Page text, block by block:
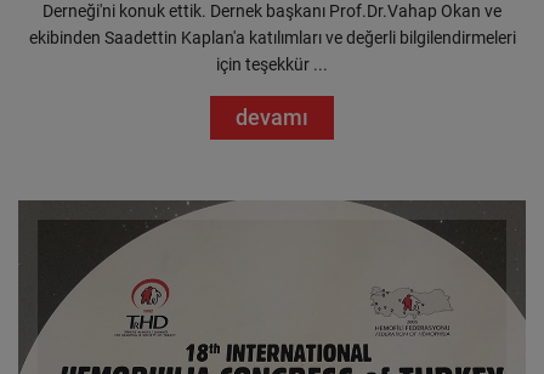
Derneği'ni konuk ettik. Dernek başkanı Prof.Dr.Vahap Okan ve
ekibinden Saadettin Kaplan'a katılımları ve değerli bilgilendirmeleri
için teşekkür ...
devamı